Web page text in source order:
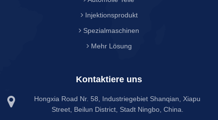
Injektionsprodukt
Spezialmaschinen
Mehr Lösung
Kontaktiere uns
Hongxia Road Nr. 58, Industriegebiet Shanqian, Xiapu
Street, Beilun District, Stadt Ningbo, China.